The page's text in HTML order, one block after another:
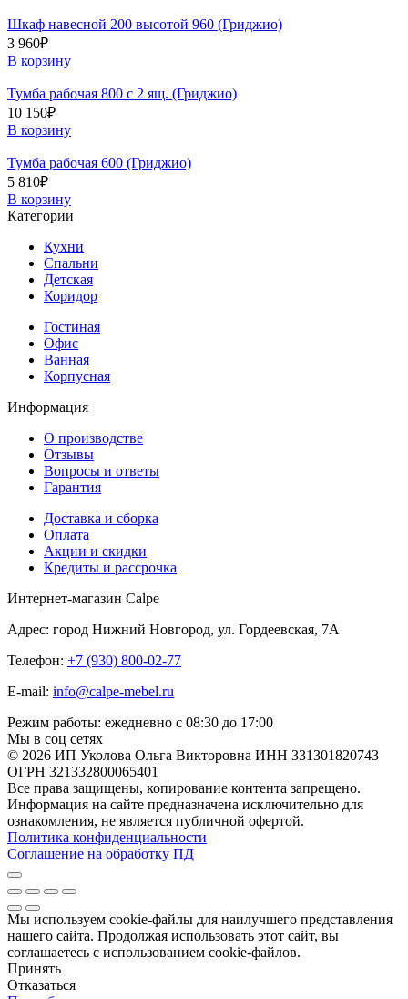
Шкаф навесной 200 высотой 960 (Гриджио)
3 960₽
В корзину
Тумба рабочая 800 с 2 ящ. (Гриджио)
10 150₽
В корзину
Тумба рабочая 600 (Гриджио)
5 810₽
В корзину
Категории
Кухни
Спальни
Детская
Коридор
Гостиная
Офис
Ванная
Корпусная
Информация
О производстве
Отзывы
Вопросы и ответы
Гарантия
Доставка и сборка
Оплата
Акции и скидки
Кредиты и рассрочка
Интернет-магазин Calpe
Адрес: город Нижний Новгород, ул. Гордеевская, 7А
Телефон: +7 (930) 800-02-77
E-mail: info@calpe-mebel.ru
Режим работы: ежедневно с 08:30 до 17:00
Мы в соц сетях
© 2026 ИП Уколова Ольга Викторовна ИНН 331301820743
ОГРН 321332800065401
Все права защищены, копирование контента запрещено.
Информация на сайте предназначена исключительно для
ознакомления, не является публичной офертой.
Политика конфиденциальности
Соглашение на обработку ПД
Мы используем cookie-файлы для наилучшего представления
нашего сайта. Продолжая использовать этот сайт, вы
соглашаетесь с использованием cookie-файлов.
Принять
Отказаться